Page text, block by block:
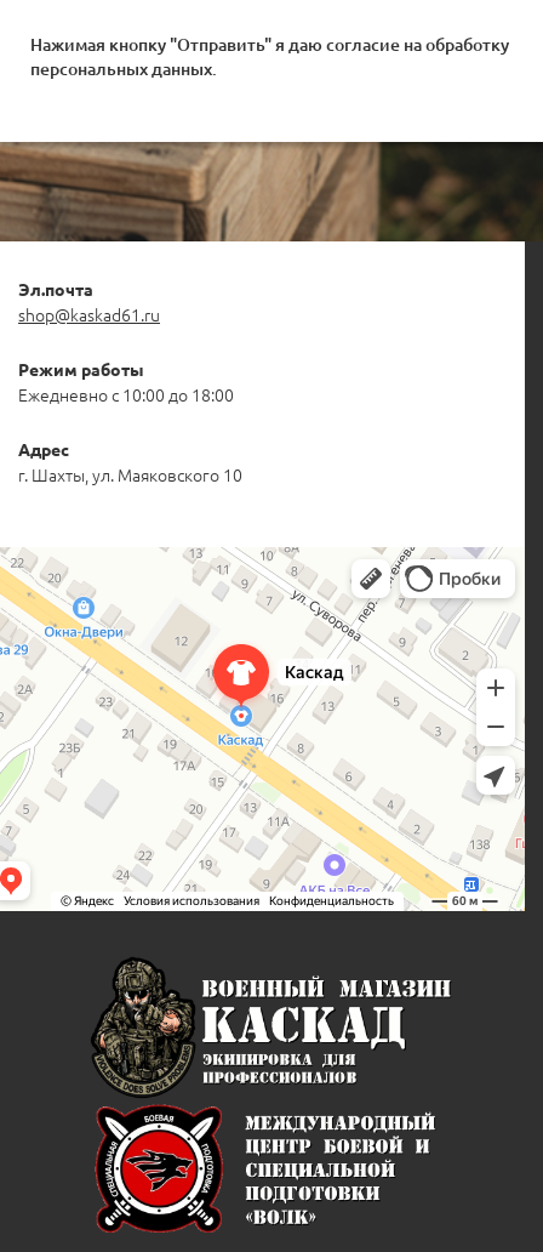
Нажимая кнопку "Отправить" я даю согласие наобработку
персональных данных
Эл.почта
shop@kaskad61.ru
Режим работы
Ежедневно с 10:00 до 18:00
Адрес
г. Шахты, ул. Маяковского 10